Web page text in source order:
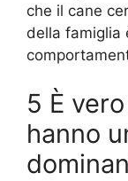
che il cane
della famiglia
5 È
hanno